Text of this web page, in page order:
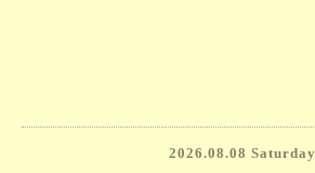
2026.08.08 Saturday